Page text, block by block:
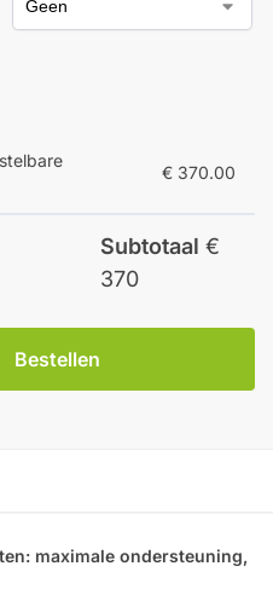
€ 370.00
Subtotaal €
370
Bestellen
maximale ondersteuning,